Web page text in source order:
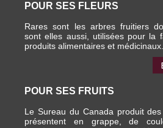
POUR SES FLEURS
Rares sont les arbres fruitiers
sont elles aussi, utilisées pour la
produits alimentaires et médicinaux.
POUR SES FRUITS
Le Sureau du Canada produit
présentent en grappe, de